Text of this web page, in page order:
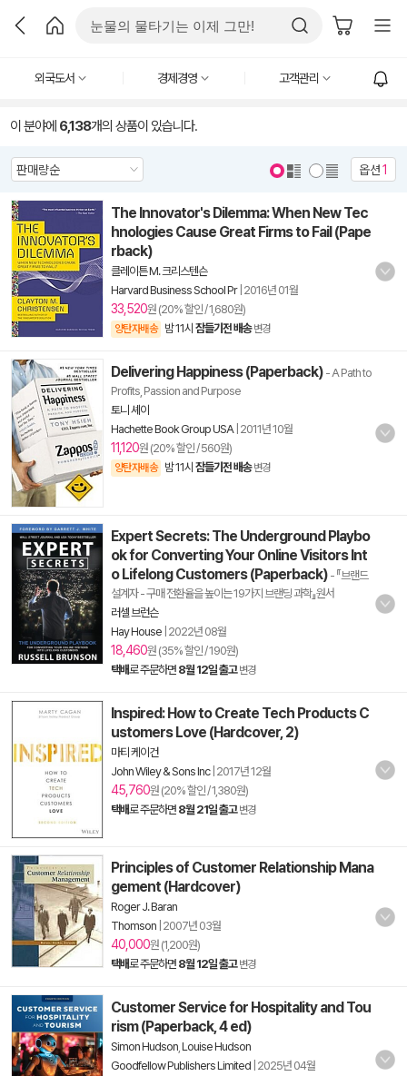
외국도서 경제경영 고객관리
이 분야에 6,138개의 상품이 있습니다.
옵션1
The Innovator's Dilemma: When New Tec
hnologies Cause Great Firms to Fail (Pape
rback)
클레이튼 M. 크리스텐슨
Harvard Business School Pr| 2016년 01월
33,520원 (20% 할인 / 1,680원)
양탄자배송 밤 11시 잠들기전 배송 변경
Delivering Happiness (Paperback) - A Path to
Profits, Passion and Purpose
토니 셰이
Hachette Book Group USA| 2011년 10월
11,120원 (20% 할인 / 560원)
양탄자배송 밤 11시 잠들기전 배송 변경
Expert Secrets: The Underground Playbo
ok for Converting Your Online Visitors Int
o Lifelong Customers (Paperback) - 『브랜드
설계자 - 구매 전환율을 높이는 19가지 브랜딩 과학』원서
러셀 브런슨
Hay House 2022년 08월
18,460원 (35% 할인 / 190원)
택배로 주문하면 8월 12일 출고 변경
Inspired: How to Create Tech Products C
ustomers Love (Hardcover, 2)
마티 케이건
John Wiley & Sons Inc| 2017년 12월
45,760원 (20% 할인 / 1,380원)
택배로 주문하면 8월 21일 출고 변경
Principles of Customer Relationship Mana
gement (Hardcover)
Roger J. Baran
Thomson 2007년 03월
40,000원 (1,200원)
택배로 주문하면 8월 12일 출고 변경
Customer Service for Hospitality and Tou
rism (Paperback, 4 ed)
Simon Hudson Louise Hudson
Goodfellow Publishers Limited 2025년 04월